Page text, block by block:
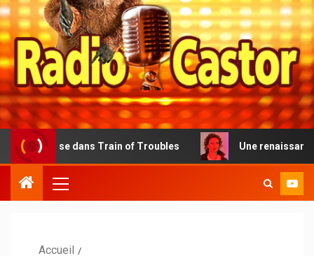
dans Train of Troubles Une renaissance électro-
Accueil